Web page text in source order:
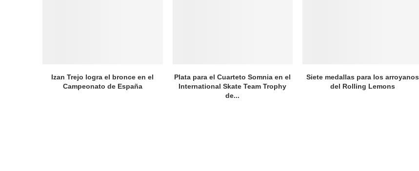
Izan Trejo logra el bronce en el
Campeonato de España
Plata para el Cuarteto Somnia en el
International Skate Team Trophy
de...
Siete medallas para los arroyanos
del Rolling Lemons